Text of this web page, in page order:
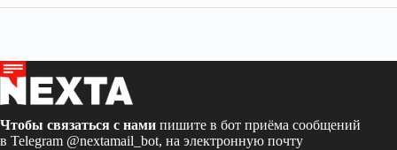
Чтобы связаться с нами пишите в бот приёма сообщений
в Telegram @nextamail_bot, на электронную почту